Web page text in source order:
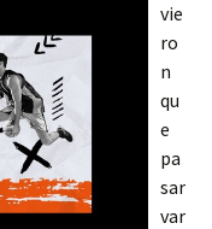
vie
ro
n
qu
e
pa
sar
var